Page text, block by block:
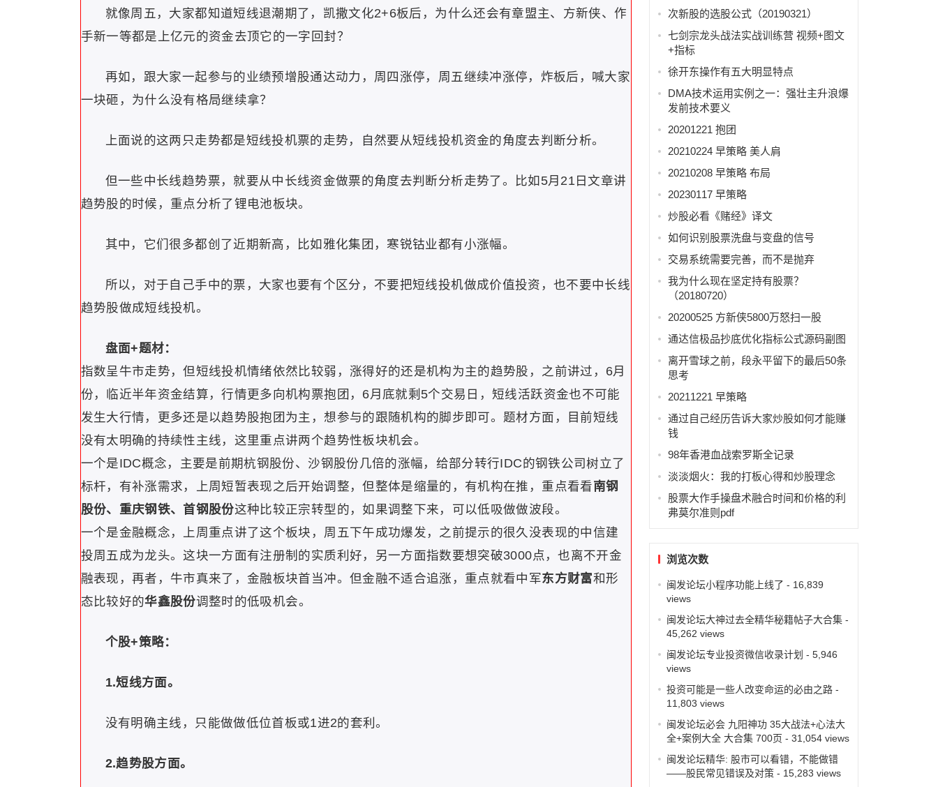
就像周五，大家都知道短线退潮期了，凯撒文化2+6板后，为什么还会有章盟主、方新侠、作
手新一等都是上亿元的资金去顶它的一字回封？
再如，跟大家一起参与的业绩预增股通达动力，周四涨停，周五继续冲涨停，炸板后，喊大家
一块砸，为什么没有格局继续拿？
上面说的这两只走势都是短线投机票的走势，自然要从短线投机资金的角度去判断分析。
但一些中长线趋势票，就要从中长线资金做票的角度去判断分析走势了。比如5月21日文章讲
趋势股的时候，重点分析了锂电池板块。
其中，它们很多都创了近期新高，比如雅化集团，寒锐钴业都有小涨幅。
所以，对于自己手中的票，大家也要有个区分，不要把短线投机做成价值投资，也不要中长线
趋势股做成短线投机。
盘面+题材：
指数呈牛市走势，但短线投机情绪依然比较弱，涨得好的还是机构为主的趋势股，之前讲过，6月
份，临近半年资金结算，行情更多向机构票抱团，6月底就剩5个交易日，短线活跃资金也不可能
发生大行情，更多还是以趋势股抱团为主，想参与的跟随机构的脚步即可。题材方面，目前短线
没有太明确的持续性主线，这里重点讲两个趋势性板块机会。
一个是IDC概念，主要是前期杭钢股份、沙钢股份几倍的涨幅，给部分转行IDC的钢铁公司树立了
标杆，有补涨需求，上周短暂表现之后开始调整，但整体是缩量的，有机构在推，重点看看南钢
股份、重庆钢铁、首钢股份这种比较正宗转型的，如果调整下来，可以低吸做做波段。
一个是金融概念，上周重点讲了这个板块，周五下午成功爆发，之前提示的很久没表现的中信建
投周五成为龙头。这块一方面有注册制的实质利好，另一方面指数要想突破3000点，也离不开金
融表现，再者，牛市真来了，金融板块首当冲。但金融不适合追涨，重点就看中军东方财富和形
态比较好的华鑫股份调整时的低吸机会。
个股+策略：
1.短线方面。
没有明确主线，只能做做低位首板或1进2的套利。
2.趋势股方面。
次新股的选股公式（20190321）
七剑宗龙头战法实战训练营 视频+图文
+指标
徐开东操作有五大明显特点
DMA技术运用实例之一：强壮主升浪爆
发前技术要义
20201221 抱团
20210224 早策略 美人肩
20210208 早策略 布局
20230117 早策略
炒股必看《赌经》译文
如何识别股票洗盘与变盘的信号
交易系统需要完善，而不是抛弃
我为什么现在坚定持有股票？
（20180720）
20200525 方新侠5800万怒扫一股
通达信极品抄底优化指标公式源码副图
离开雪球之前，段永平留下的最后50条
思考
20211221 早策略
通过自己经历告诉大家炒股如何才能赚
钱
98年香港血战索罗斯全记录
淡淡烟火：我的打板心得和炒股理念
股票大作手操盘术融合时间和价格的利
弗莫尔准则pdf
浏览次数
闽发论坛小程序功能上线了 - 16,839
views
闽发论坛大神过去全精华秘籍帖子大合集-
45,262 views
闽发论坛专业投资微信收录计划 - 5,946
views
投资可能是一些人改变命运的必由之路-
11,803 views
闽发论坛必会 九阳神功 35大战法+心法大
全+案例大全 大合集 700页 - 31,054 views
闽发论坛精华: 股市可以看错，不能做错
——股民常见错误及对策- 15,283 views